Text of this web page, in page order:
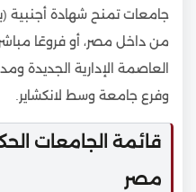
جامعات تمنح شهادة أجنبية
من داخل مصر، أو فروعًا
العاصمة الإدارية الجديدة
وفرع جامعة وسط لانكشاير.
قائمة الجامعات
مصر